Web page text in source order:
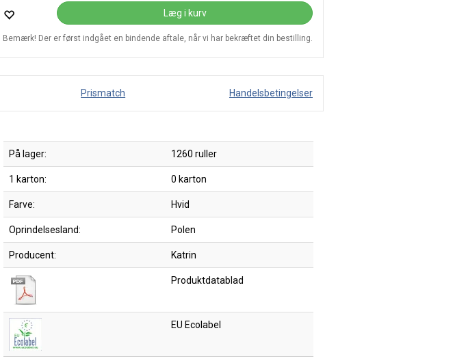
Læg i kurv
Bemærk! Der er først indgået en bindende aftale, når vi har bekræftet din bestilling.
Prismatch Handelsbetingelser
På lager: 1260 ruller
1 karton: 0 karton
Farve: Hvid
Oprindelsesland: Polen
Producent: Katrin
Produktdatablad
EU Ecolabel